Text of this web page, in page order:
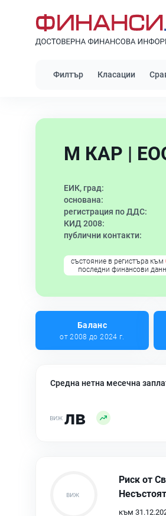
Филтър Класации
М КАР |
ЕИК, град:
основана:
регистрация по ДДС:
КИД 2008:
публични контакти:
състояние в регистъра към
последни финансови
Баланс
от 2008 до 2024 г.
Средна нетна месечна
лв
Риск от
към